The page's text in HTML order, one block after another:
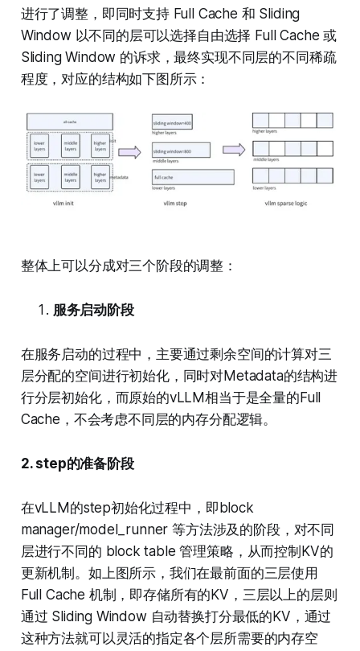
进行了调整，即同时支持 Full Cache 和 Sliding
Window 以不同的层可以选择自由选择 Full Cache 或
Sliding Window 的诉求，最终实现不同层的不同稀疏
程度，对应的结构如下图所示：
整体上可以分成对三个阶段的调整：
服务启动阶段
在服务启动的过程中，主要通过剩余空间的计算对三
层分配的空间进行初始化，同时对Metadata的结构进
行分层初始化，而原始的vLLM相当于是全量的Full
Cache，不会考虑不同层的内存分配逻辑。
2. step的准备阶段
在vLLM的step初始化过程中，即block
manager/model_runner 等方法涉及的阶段，对不同
层进行不同的 block table 管理策略，从而控制KV的
更新机制。如上图所示，我们在最前面的三层使用
Full Cache 机制，即存储所有的KV，三层以上的层则
通过 Sliding Window 自动替换打分最低的KV，通过
这种方法就可以灵活的指定各个层所需要的内存空